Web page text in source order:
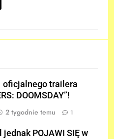
oficjalnego trailera
DOOMSDAY”!
2 tygodnie temu 1
jednak POJAWI SIĘ w